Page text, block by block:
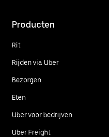
Producten
Rit
Rijden via Uber
Bezorgen
Eten
Uber voor bedrijven
Uber Freight